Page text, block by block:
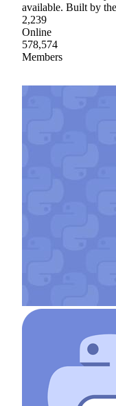
available. Built by
2,239
Online
578,574
Members